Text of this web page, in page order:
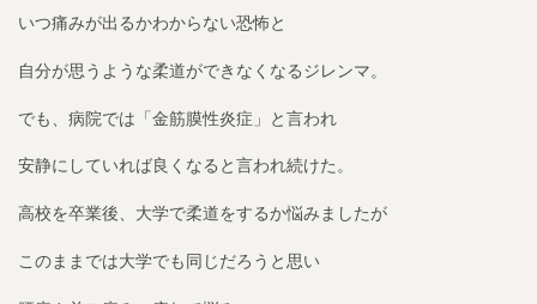
いつ痛みが出るかわからない恐怖と
自分が思うような柔道ができなくなるジレンマ。
でも、病院では「金筋膜性炎症」と言われ
安静にしていれば良くなると言われ続けた。
高校を卒業後、大学で柔道をするか悩みましたが
このままでは大学でも同じだろうと思い